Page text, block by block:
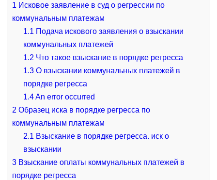
1 Исковое заявление в суд о регрессии по
коммунальным платежам
1.1 Подача искового заявления о взыскании
коммунальных платежей
1.2 Что такое взыскание в порядке регресса
1.3 О взыскании коммунальных платежей в
порядке регресса
1.4An error occurred
2 Образец иска в порядке регресса по
коммунальным платежам
2.1 Взыскание в порядке регресса. иск о
взыскании
3Взыскание оплаты коммунальных платежей в
порядке регресса